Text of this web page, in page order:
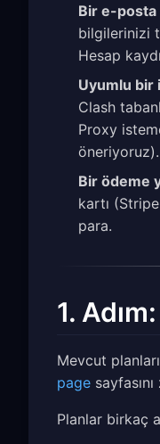
Bir e-posta
bilgilerinizi
Hesap
Uyumlu bir
Clash
Proxy
öneriyoruz).
Bir ödeme
kartı
para.
1.
Mevcut
page
Planlar birkaç